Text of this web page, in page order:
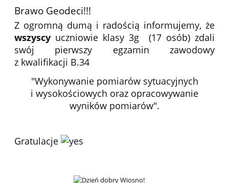
Brawo Geodeci!!!
Z ogromną dumą i radością informujemy, że
wszyscy uczniowie klasy 3g (17 osób) zdali
swój pierwszy egzamin zawodowy
z kwalifikacji B.34
"Wykonywanie pomiarów sytuacyjnych
i wysokościowych oraz opracowywanie
wyników pomiarów".
Gratulacje